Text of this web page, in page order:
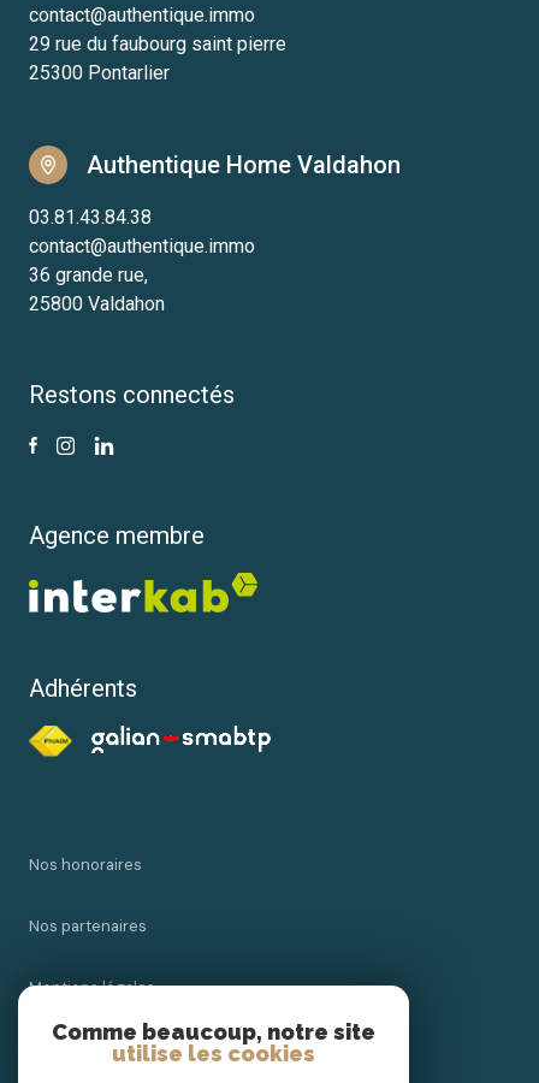
contact@authentique.immo
29 rue du faubourg saint pierre
25300 Pontarlier
Authentique Home Valdahon
03.81.43.84.38
contact@authentique.immo
36 grande rue,
25800 Valdahon
Restons connectés
Agence membre
Adhérents
Nos honoraires
Nos partenaires
Mentions légales
Comme beaucoup, notre site
utilise les cookies